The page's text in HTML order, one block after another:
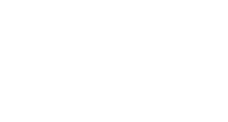
列素）
（酒石酸伐尼克兰）